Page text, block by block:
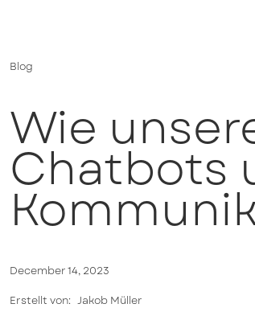
Blog
Wie
Chatbots
December 14, 2023
Erstellt von: Jakob Müller